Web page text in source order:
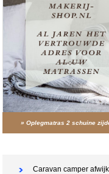
»Oplegmatras 2 schuine
Caravan camper